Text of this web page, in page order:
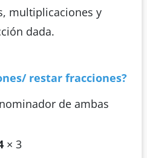
multiplicaciones y
dada.
restar fracciones?
de ambas
× 3